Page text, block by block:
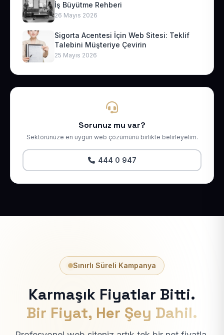
İş Büyütme Rehberi
26 Mayıs 2026
Sigorta Acentesi İçin Web Sitesi: Teklif
Talebini Müşteriye Çevirin
25 Mayıs 2026
Sorunuz mu var?
Sektörünüze en uygun web çözümünü birlikte belirleyelim.
444 0 947
Sınırlı Süreli Kampanya
Karmaşık Fiyatlar Bitti.
Bir Fiyat, Her Şey Dahil.